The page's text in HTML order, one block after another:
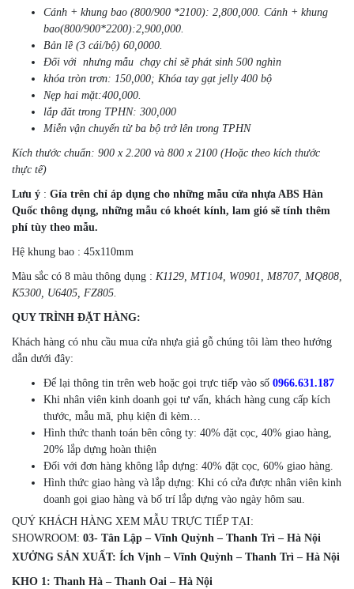
Cánh + khung bao (800/900 *2100): 2,800,000. Cánh + khung
bao(800/900*2200):2,900,000.
Bản lề (3 cái/bộ) 60,0000.
Đối với nhưng mẫu chạy chỉ sẽ phát sinh 500 nghìn
khóa tròn trơn: 150,000; Khóa tay gạt jelly 400 bộ
Nẹp hai mặt:400,000.
lắp đăt trong TPHN: 300,000
Miễn vận chuyển từ ba bộ trở lên trong TPHN
Kích thước chuẩn: 900 x 2.200 và 800 x 2100 (Hoặc theo kích thước
thực tế)
Lưu ý : Gía trên chỉ áp dụng cho những mẫu cửa nhựa ABS Hàn
Quốc thông dụng, những mẫu có khoét kính, lam gió sẽ tính thêm
phí tùy theo mẫu.
Hệ khung bao : 45x110mm
Màu sắc có 8 màu thông dụng : K1129, MT104, W0901, M8707, MQ808,
K5300, U6405, FZ805.
QUY TRÌNH ĐẶT HÀNG:
Khách hàng có nhu cầu mua cửa nhựa giả gỗ chúng tôi làm theo hướng
dẫn dưới đây:
Để lại thông tin trên web hoặc gọi trực tiếp vào số 0966.631.187
Khi nhân viên kinh doanh gọi tư vấn, khách hàng cung cấp kích
thước, mẫu mã, phụ kiện đi kèm…
Hình thức thanh toán bên công ty: 40% đặt cọc, 40% giao hàng,
20% lắp dựng hoàn thiện
Đối với đơn hàng không lắp dựng: 40% đặt cọc, 60% giao hàng.
Hình thức giao hàng và lắp dựng: Khi có cửa được nhân viên kinh
doanh gọi giao hàng và bố trí lắp dựng vào ngày hôm sau.
QUÝ KHÁCH HÀNG XEM MẪU TRỰC TIẾP TẠI:
SHOWROOM: 03- Tân Lập – Vĩnh Quỳnh – Thanh Trì – Hà Nội
XƯỞNG SẢN XUẤT: Ích Vịnh – Vĩnh Quỳnh – Thanh Trì – Hà Nội
KHO 1 : Thanh Hà – Thanh Oai – Hà Nội